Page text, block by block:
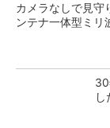
カメラなしで見
ンテナ一体型ミリ